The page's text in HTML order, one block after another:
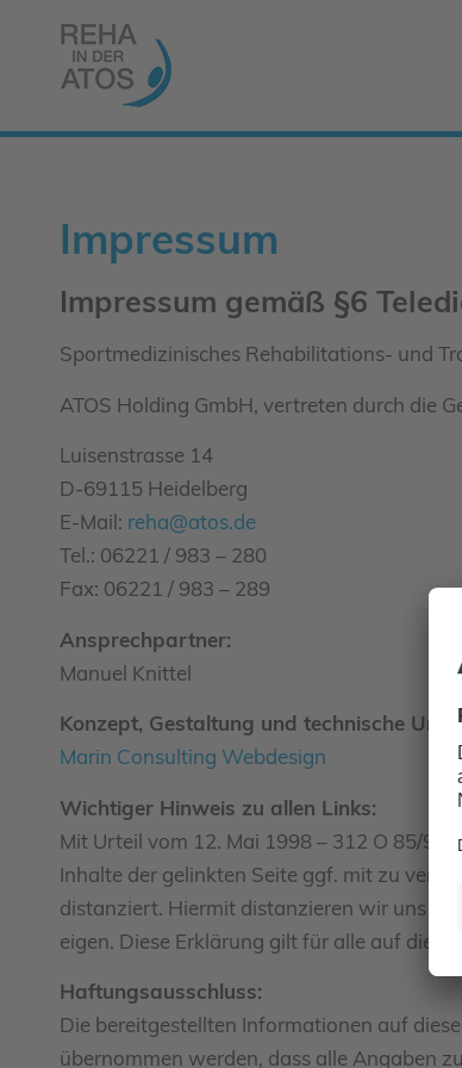
Impressum
Impressum gemäß §6
Sportmedizinisches Rehabilitations- und
ATOS Holding GmbH, vertreten durch die
Luisenstrasse 14
D-69115 Heidelberg
E-Mail: reha@atos.de
Tel.: 06221 / 983 – 280
Fax: 06221 / 983 – 289
Ansprechpartner:
Manuel Knittel
Konzept, Gestaltung und technische
Marin Consulting Webdesign
Wichtiger Hinweis zu allen Links:
Mit Urteil vom 12. Mai 1998 – 312 O 85/98
Inhalte der gelinkten Seite ggf. mit zu
distanziert. Hiermit distanzieren wir uns
eigen. Diese Erklärung gilt für alle auf
Haftungsausschluss:
Die bereitgestellten Informationen auf
übernommen werden, dass alle Angaben